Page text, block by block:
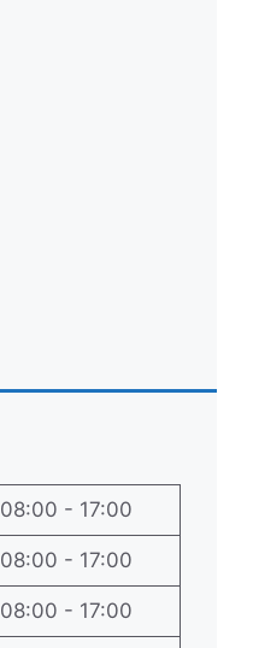
08:00 - 17:00
08:00 - 17:00
08:00 - 17:00